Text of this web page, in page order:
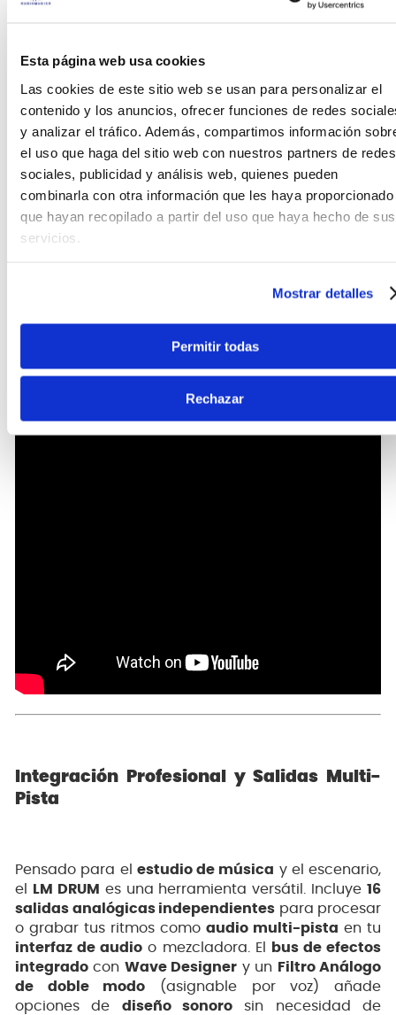
Esta página web usa cookies
Las cookies de este sitio web se usan para personalizar el
contenido y los anuncios, ofrecer funciones de redes
y analizar el tráfico. Además, compartimos información
el uso que haga del sitio web con nuestros partners de redes
sociales, publicidad y análisis web, quienes pueden
combinarla con otra información que les haya proporcionado
que hayan recopilado a partir del uso que haya hecho de sus
servicios.
Mostrar detalles
Permitir todas
Rechazar
El corazón de la performance reside en su potente
Secuenciador de 64 pasos. Este ofrece
funcionalidades avanzadas comopoly-meter
(polimetría),
step-repeat
y automatización en
musical espontánea y el directo, los
sensibles a la velocidady conafter touchofrecen
una experiencia detocabilidadorgánica. Además,
elencoder
Integración Profesional y Salidas Multi-
Pista
Pensado para el estudio de música y el escenario,
el
LM DRUM es una herramienta versátil. Incluye 16
salidas analógicas independientes para procesar
o grabar tus ritmos como audio multi-pista en tu
interfaz de audio o mezcladora. El
bus de efectos
integrado con Wave Designer y un
Filtro Análogo
de doble modo (asignable por voz) añade
opciones de diseño sonoro sin necesidad de